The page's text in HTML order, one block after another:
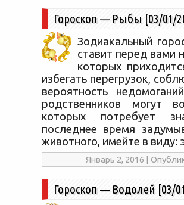
Гороскоп — Рыбы [03/01/
Зодиакальный
ставит перед вами
которых
избегать перегрузок,
вероятность
родственников могут
которых потребует
последнее время
животного, имейте в
Январь 2, 2016 |
Гороскоп — Водолей [03/